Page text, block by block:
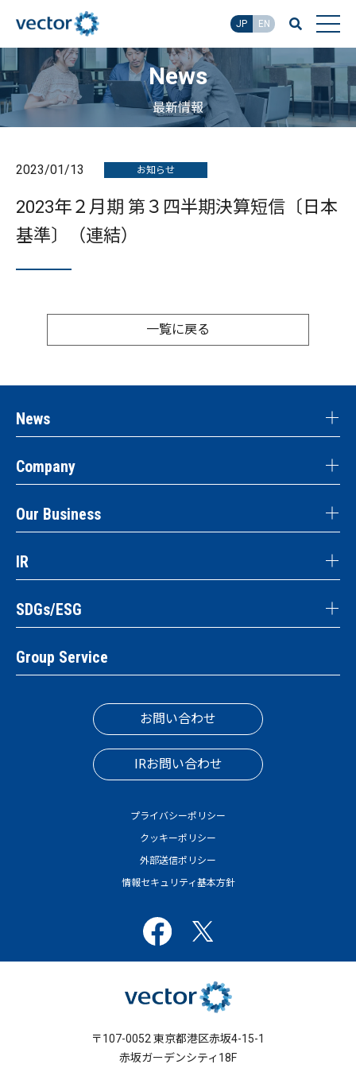
JP EN
News
最新情報
2023/01/13 お知らせ
2023年２月期 第３四半期決算短信〔日本
基準〕（連結）
一覧に戻る
News
Company
Our Business
IR
SDGs/ESG
Group Service
お問い合わせ
IRお問い合わせ
プライバシーポリシー
クッキーポリシー
外部送信ポリシー
情報セキュリティ基本方針
〒107-0052 東京都港区赤坂4-15-1
赤坂ガーデンシティ18F